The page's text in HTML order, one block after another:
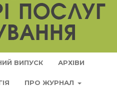
ВИПУСК АРХІВИ
ПРО ЖУРНАЛ